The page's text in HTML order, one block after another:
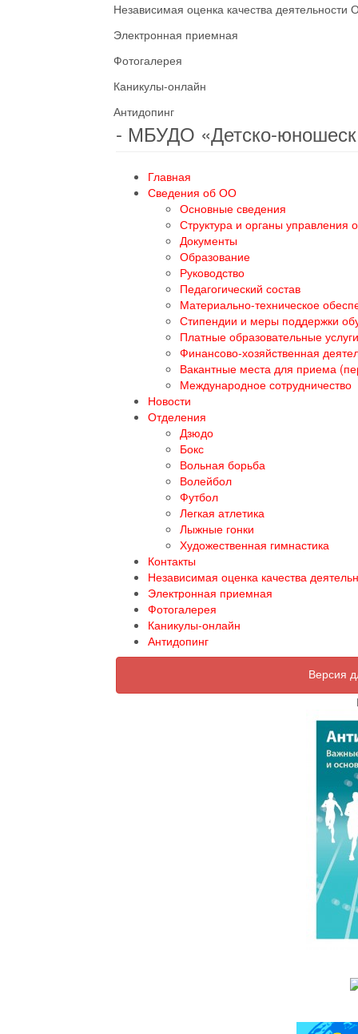
Независимая оценка качества деятельности
Электронная приемная
Фотогалерея
Каникулы-онлайн
Антидопинг
- МБУДО «Детско-
Главная
Сведения об ОО
Основные сведения
Структура и органы управления
Документы
Образование
Руководство
Педагогический состав
Материально-техническое
Стипендии и меры поддержки
Платные образовательные услуги
Финансово-хозяйственная
Вакантные места для приема
Международное сотрудничество
Новости
Отделения
Дзюдо
Бокс
Вольная борьба
Волейбол
Футбол
Легкая атлетика
Лыжные гонки
Художественная гимнастика
Контакты
Независимая оценка качества
Электронная приемная
Фотогалерея
Каникулы-онлайн
Антидопинг
Версия